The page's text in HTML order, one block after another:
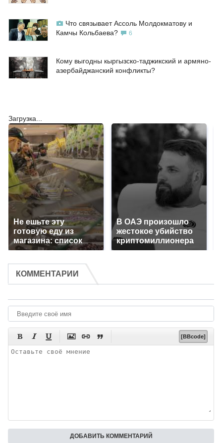
Что связывает Ассоль Молдокматову и
Камчы Кольбаева?
6
Кому выгодны кыргызско-таджикский и армяно-
азербайджанский конфликты?
Загрузка...
Не ешьте эту
готовую еду из
магазина: список
В ОАЭ произошло
жестокое убийство
криптомиллионера
КОММЕНТАРИИ
      [BBcode]